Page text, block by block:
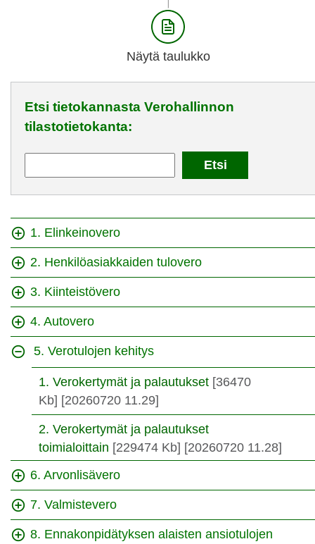
Näytä taulukko
Etsi tietokannasta Verohallinnon
tilastotietokanta:
1. Elinkeinovero
2. Henkilöasiakkaiden tulovero
3. Kiinteistövero
4. Autovero
5. Verotulojen kehitys
1. Verokertymät ja palautukset [36470
Kb] [20260720 11.29]
2. Verokertymät ja palautukset
toimialoittain [229474 Kb] [20260720 11.28]
6. Arvonlisävero
7. Valmistevero
8. Ennakonpidätyksen alaisten ansiotulojen